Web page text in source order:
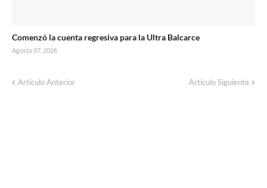
Comenzó la cuenta regresiva para la Ultra Balcarce
Agosto 07, 2026
Artículo Anterior Artículo Siguiente
Corte de energía programado para este